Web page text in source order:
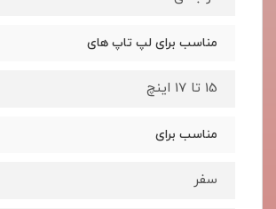
مناسب برای لپ تاپ های
15 تا 17 اینچ
مناسب برای
سفر